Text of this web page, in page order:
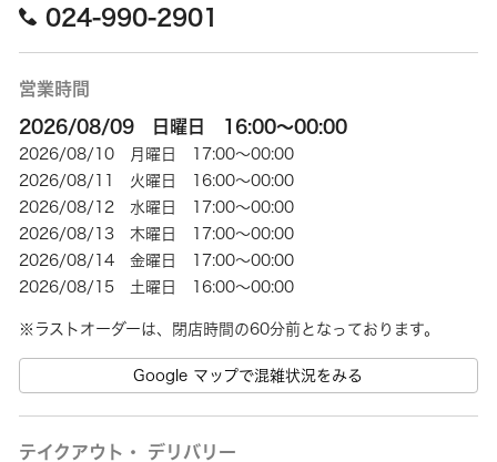
024-990-2901
営業時間
2026/08/09 日曜日 16:00～00:00
2026/08/10 月曜日 17:00～00:00
2026/08/11 火曜日 16:00～00:00
2026/08/12 水曜日 17:00～00:00
2026/08/13 木曜日 17:00～00:00
2026/08/14 金曜日 17:00～00:00
2026/08/15 土曜日 16:00～00:00
※ラストオーダーは、閉店時間の60分前となっております。
Google マップで混雑状況をみる
テイクアウト・ デリバリー